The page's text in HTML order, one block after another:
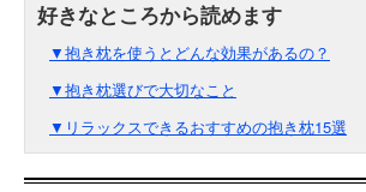
▼抱き枕を使うとどんな効果があるの？
▼抱き枕選びで大切なこと
▼リラックスできるおすすめの抱き枕15選